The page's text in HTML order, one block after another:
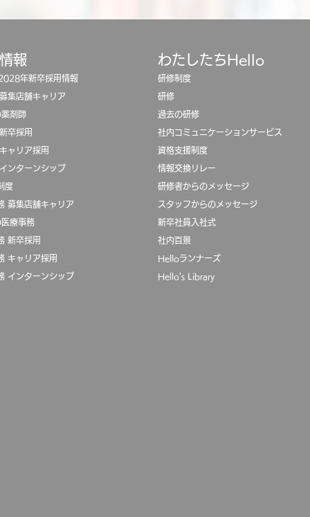
報
年新卒採用情報
集店舗キャリア
剤師
卒採用
ャリア採用
ンターンシップ
度
募集店舗キャリア
療事務
新卒採用
キャリア採用
インターンシップ
わたしたちHello
研修制度
​研修
過去の研修
​社内コミュニケーションサービス
​資格支援制度
​情報交換リレー
​研修者からのメッセージ
スタッフからのメッセージ
新卒社員入社式
社内百景
Helloランナーズ
Hello's Library